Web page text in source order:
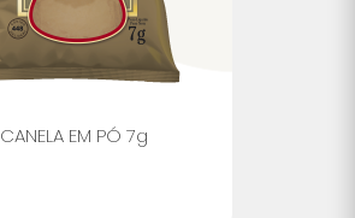
CANELA EM PÓ 7g